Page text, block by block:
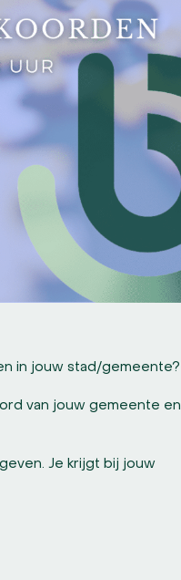
in jouw stad/gemeente?
van jouw gemeente en
Je krijgt bij jouw